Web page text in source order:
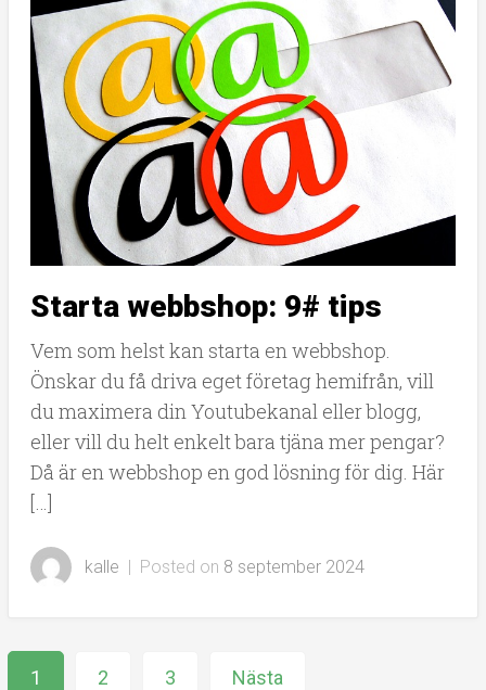
Starta webbshop: 9# tips
Vem som helst kan starta en webbshop.
Önskar du få driva eget företag hemifrån, vill
du maximera din Youtubekanal eller blogg,
eller vill du helt enkelt bara tjäna mer pengar?
Då är en webbshop en god lösning för dig. Här
[…]
kalle | Posted on 8 september 2024
Sidnumrering
1 2 3 Nästa